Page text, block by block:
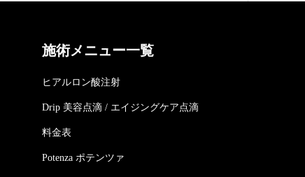
施術メニュー一覧
ヒアルロン酸注射
Drip 美容点滴 / エイジングケア点滴
料金表
Potenza ポテンツァ